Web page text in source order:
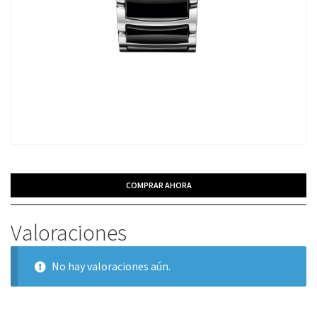
COMPRAR AHORA
Valoraciones
No hay valoraciones aún.